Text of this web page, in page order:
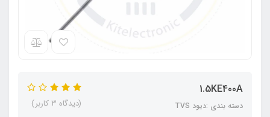
1.5KE400A
دسته بندی :دیود TVS (دیدگاه 3 کاربر)